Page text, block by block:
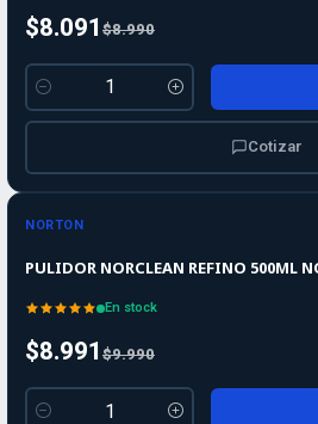
$8.091 $8.990
Cantidad
Cotizar
-10%OFF
NORTON
PULIDOR NORCLEAN REFINO 500ML
En stock
$8.991 $9.990